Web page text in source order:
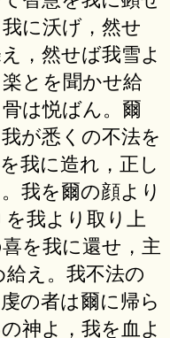
に沃げ，然せ
，然せば我雪よ
とを聞かせ給
は悦ばん。爾
が悉くの不法を
我に造れ，正し
我を爾の顔より
我より取り上
を我に還せ，主
え。我不法の
の者は爾に帰ら
神よ，我を血よ